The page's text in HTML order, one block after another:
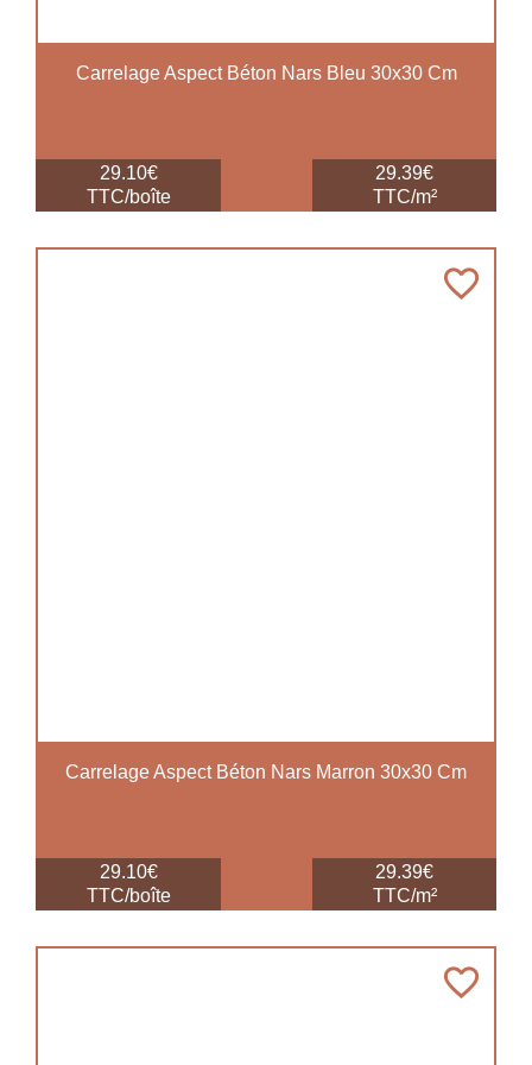
Carrelage Aspect Béton Nars Bleu 30x30 Cm
29.10€
TTC/boîte
29.39€
TTC/m²
favorite_border
Carrelage Aspect Béton Nars Marron 30x30 Cm
29.10€
TTC/boîte
29.39€
TTC/m²
favorite_border